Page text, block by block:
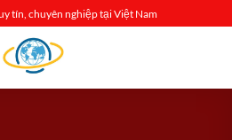
tín, chuyên nghiệp tại Việt Nam